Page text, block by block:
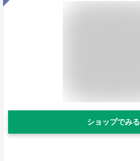
ショップでみる